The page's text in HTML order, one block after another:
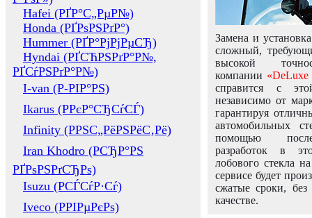
Hafei (РҐР°С„РµР№)
Honda (РҐРѕРЅРґР°)
Hummer (РҐР°РјРјРµСЂ)
Hyndai (РҐСЋРЅРґР°Р№,
РҐСѓРЅРґР°Р№)
I-van (Р-РІР°РЅ)
Ikarus (РРєР°СЂСѓСЃ)
Infinity (РРЅС„РёРЅРёС‚Рё)
Iran Khodro (РСЂР°РЅ
РҐРѕРЅРґСЂРѕ)
Isuzu (РСЃСѓР·Сѓ)
Iveco (РРІРµРєРѕ)
Замена и
сложный,
высокой
компании «DeLuxe
справится с
независимо от
гарантируя
автомобильных
помощью
разработок в
лобового стекла
сервисе будет
сжатые сроки,
качестве.